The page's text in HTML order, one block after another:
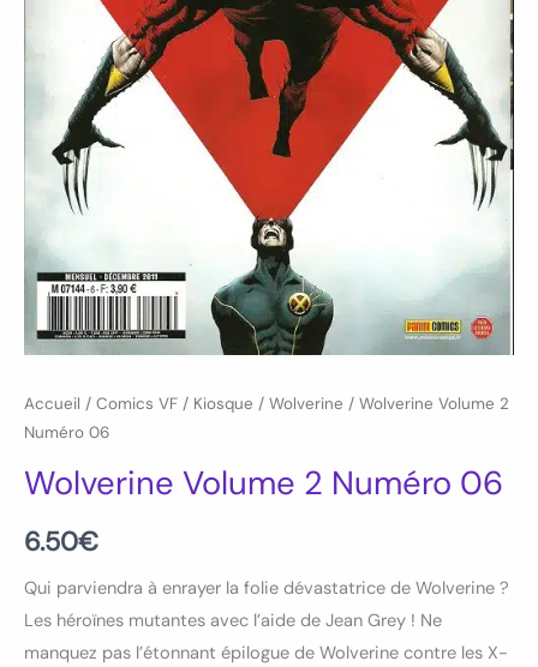
Accueil / Comics VF / Kiosque / Wolverine / Wolverine Volume 2
Numéro 06
Wolverine Volume 2 Numéro 06
6.50€
Qui parviendra à enrayer la folie dévastatrice de Wolverine ?
Les héroïnes mutantes avec l’aide de Jean Grey ! Ne
manquez pas l’étonnant épilogue de Wolverine contre les X-